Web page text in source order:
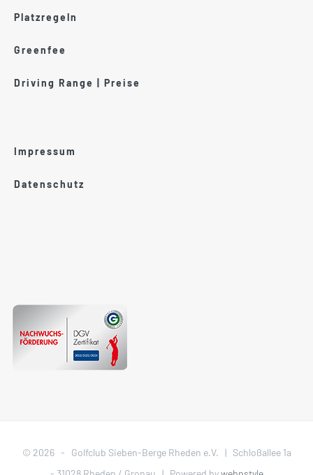
Platzregeln
Greenfee
Driving Range | Preise
Impressum
Datenschutz
© 2026 - Golfclub Sieben-Berge Rheden e.V. | Schloßallee 1a